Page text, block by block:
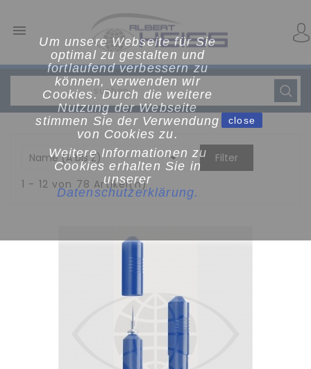
Um unsere Webseite für Sie
optimal zu gestalten und
fortlaufend verbessern zu
können, verwenden wir
Cookies. Durch die weitere
Nutzung der Webseite
stimmen Sie der Verwendung
von Cookies zu.
Weitere Informationen zu
Cookies erhalten Sie in
unserer
Datenschutzerklärung.
close

Name (A bis Z) 
Filter
1 - 12 von 78 Artikel(n)